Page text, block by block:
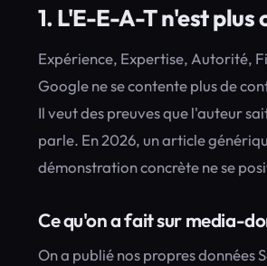
1. L'E-E-A-T n'est
Expérience, Expertise, Autorité,
Google ne se contente plus de
Il veut des preuves que l'auteur
parle. En 2026, un article
démonstration concrète ne se
Ce qu'on a fait sur media-
On a publié nos propres données